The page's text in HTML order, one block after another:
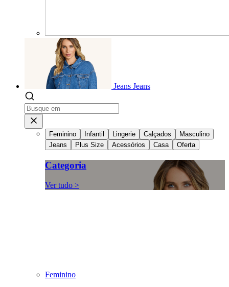
Jeans Jeans
Feminino Infantil Lingerie Calçados
Masculino
Jeans
Plus Size Acessórios Casa Oferta
Categoria
Ver tudo >
Feminino